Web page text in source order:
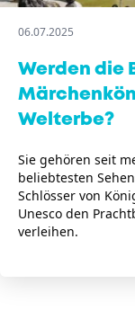
06.07.2025
Werden die
Welterbe?
Sie gehören seit
beliebtesten
Schlösser von
Unesco den
verleihen.